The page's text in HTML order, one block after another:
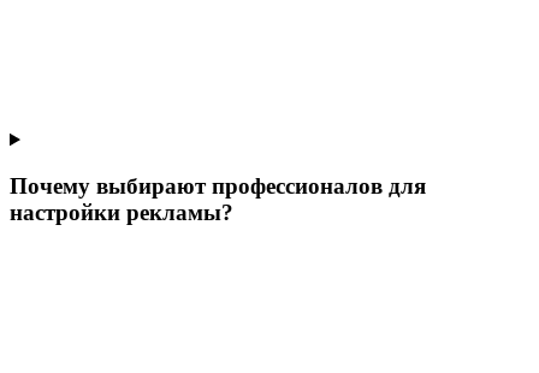
Почему выбирают профессионалов для
настройки рекламы?